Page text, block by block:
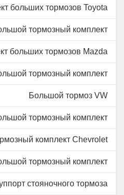
больших тормозов Toyota
тормозный комплект
больших тормозов Mazda
тормозный комплект
Большой тормоз VW
тормозный комплект
комплект Chevrolet
тормозный комплект
стояночного тормоза